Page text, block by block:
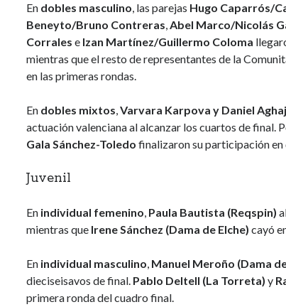
En dobles masculino, las parejas Hugo Caparrós/
Beneyto/Bruno Contreras,Abel Marco/Nicolás
Corrales e Izan Martínez/Guillermo Coloma
mientras que el resto de representantes de la
en las primeras rondas.
En dobles mixtos,Varvara Karpova y Daniel
actuación valenciana al alcanzar los cuartos de final.
Gala Sánchez-Toledo finalizaron su participación en
Juvenil
En individual femenino, Paula Bautista (Reqspin)
mientras que Irene Sánchez (Dama de Elche) cayó
En individual masculino, Manuel Meroño (Dama
dieciseisavos de final. Pablo Deltell (La Torreta) y
primera ronda del cuadro final.